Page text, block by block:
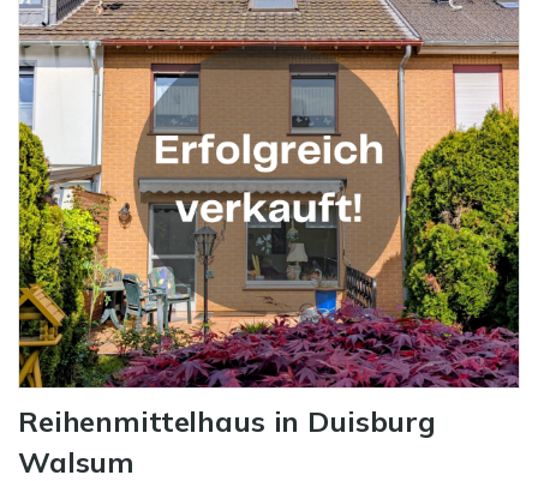
Reihenmittelhaus in Duisburg
Walsum